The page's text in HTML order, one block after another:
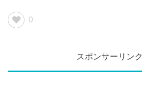
0
スポンサーリンク